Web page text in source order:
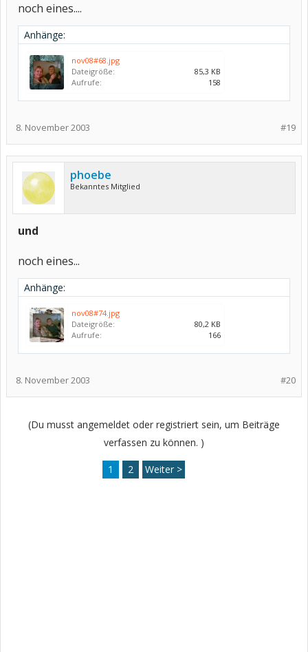
noch eines....
Anhänge:
nov08#68.jpg
Dateigröße:
85,3 KB
Aufrufe:
158
#19
8. November 2003
phoebe
Bekanntes Mitglied
und
noch eines...
Anhänge:
nov08#74.jpg
Dateigröße:
80,2 KB
Aufrufe:
166
#20
8. November 2003
(Du musst angemeldet oder registriert sein, um Beiträge
verfassen zu können. )
1 2 Weiter >